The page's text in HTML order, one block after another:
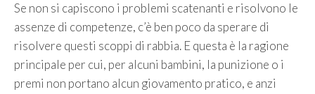
Se non si capiscono i problemi scatenanti e risolvono le
assenze di competenze, c’è ben poco da sperare di
risolvere questi scoppi di rabbia. E questa è la ragione
principale per cui, per alcuni bambini, la punizione o i
premi non portano alcun giovamento pratico, e anzi